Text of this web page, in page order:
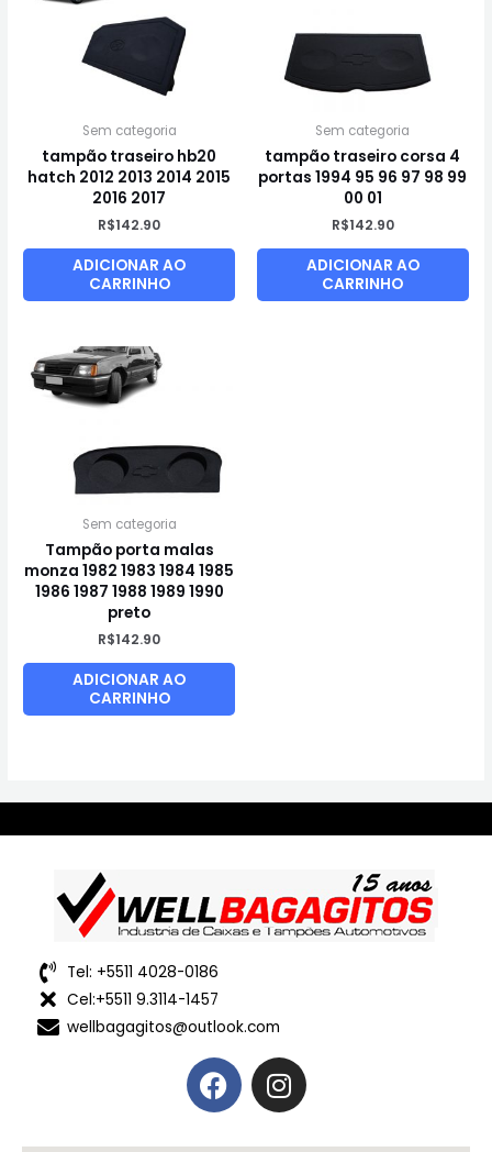
Sem categoria
tampão traseiro hb20
hatch 2012 2013 2014 2015
2016 2017
R$142.90
ADICIONAR AO
CARRINHO
Sem categoria
tampão traseiro corsa 4
portas 1994 95 96 97 98 99
00 01
R$142.90
ADICIONAR AO
CARRINHO
Sem categoria
Tampão porta malas
monza 1982 1983 1984 1985
1986 1987 1988 1989 1990
preto
R$142.90
ADICIONAR AO
CARRINHO
Tel: +5511 4028-0186
Cel:+5511 9.3114-1457
wellbagagitos@outlook.com